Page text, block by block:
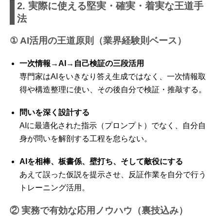
2. 実際に使える堅実・確実・着実な王道手
法
① AI活用の王道原則（業界経験則ベース）
一次情報→AI→自己検証の三段活用
専門家はAIをいきなり答え生成ではなく、一次情報取
得や構造整理に使い、その後自分で検証・推敲する。
問いを深く設計する
AIに最適化された指示（プロンプト）でなく、自分自
身が問いを解剖する工程を怠らない。
AIを相棒、板書係、壁打ち、そして敵役にする
あえて誤った仮説を提示させ、反証作業を自分で行う
トレーニング活用。
② 実務で有効な応用ノウハウ（裏技込み）